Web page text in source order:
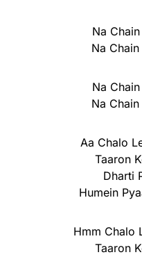
Na
Na
Na
Na
Aa Chalo
Taaron
Dharti
Humein
Hmm Chalo
Taaron